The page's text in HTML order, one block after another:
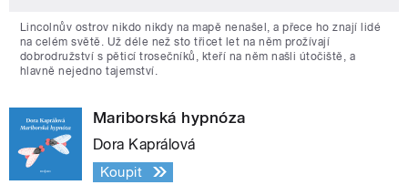
Lincolnův ostrov nikdo nikdy na mapě nenašel, a přece ho znají lidé
na celém světě. Už déle než sto třicet let na něm prožívají
dobrodružství s pěticí trosečníků, kteří na něm našli útočiště, a
hlavně nejedno tajemství.
Mariborská hypnóza
Dora Kaprálová
Koupit